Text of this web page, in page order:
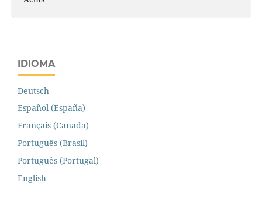
IDIOMA
Deutsch
Español (España)
Français (Canada)
Português (Brasil)
Português (Portugal)
English